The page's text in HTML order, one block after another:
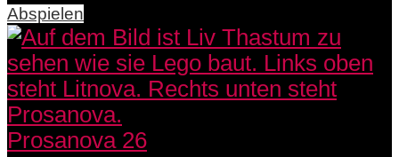
Abspielen
Prosanova 26